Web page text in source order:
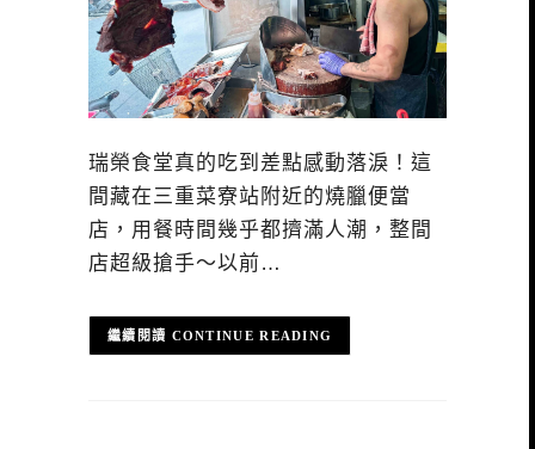
瑞榮食堂真的吃到差點感動落淚！這
間藏在三重菜寮站附近的燒臘便當
店，用餐時間幾乎都擠滿人潮，整間
店超級搶手～以前…
CONTINUE READING